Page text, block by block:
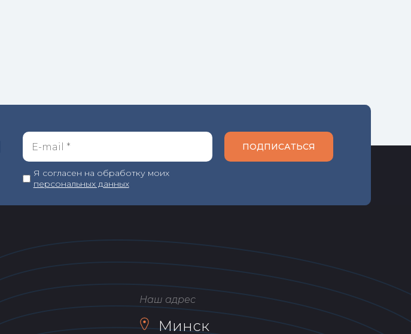
Я согласен на обработку моих
персональных данных
ПОДПИСАТЬСЯ
Наш адрес
Минск